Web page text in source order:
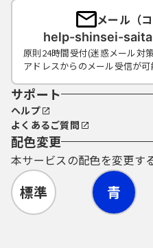
間行われない場合は
て抹消することがで
（６）構成団体は、
ド、整理番号及びパ
用）を使用して行わ
人がこれを行ったもの
５ 電子証明書の取得
（１）利用者が、シス
出等の手続を行う場合
「電子署名」という。
あります。電子署名が
は、自ら電子証明書
メール（
help-shinsei-
原則24時間受付(迷惑メール対
アドレスからのメール受信が
サポート
ヘルプ
よくあるご質問
配色変更
本サービスの配色を変更す
標準 青